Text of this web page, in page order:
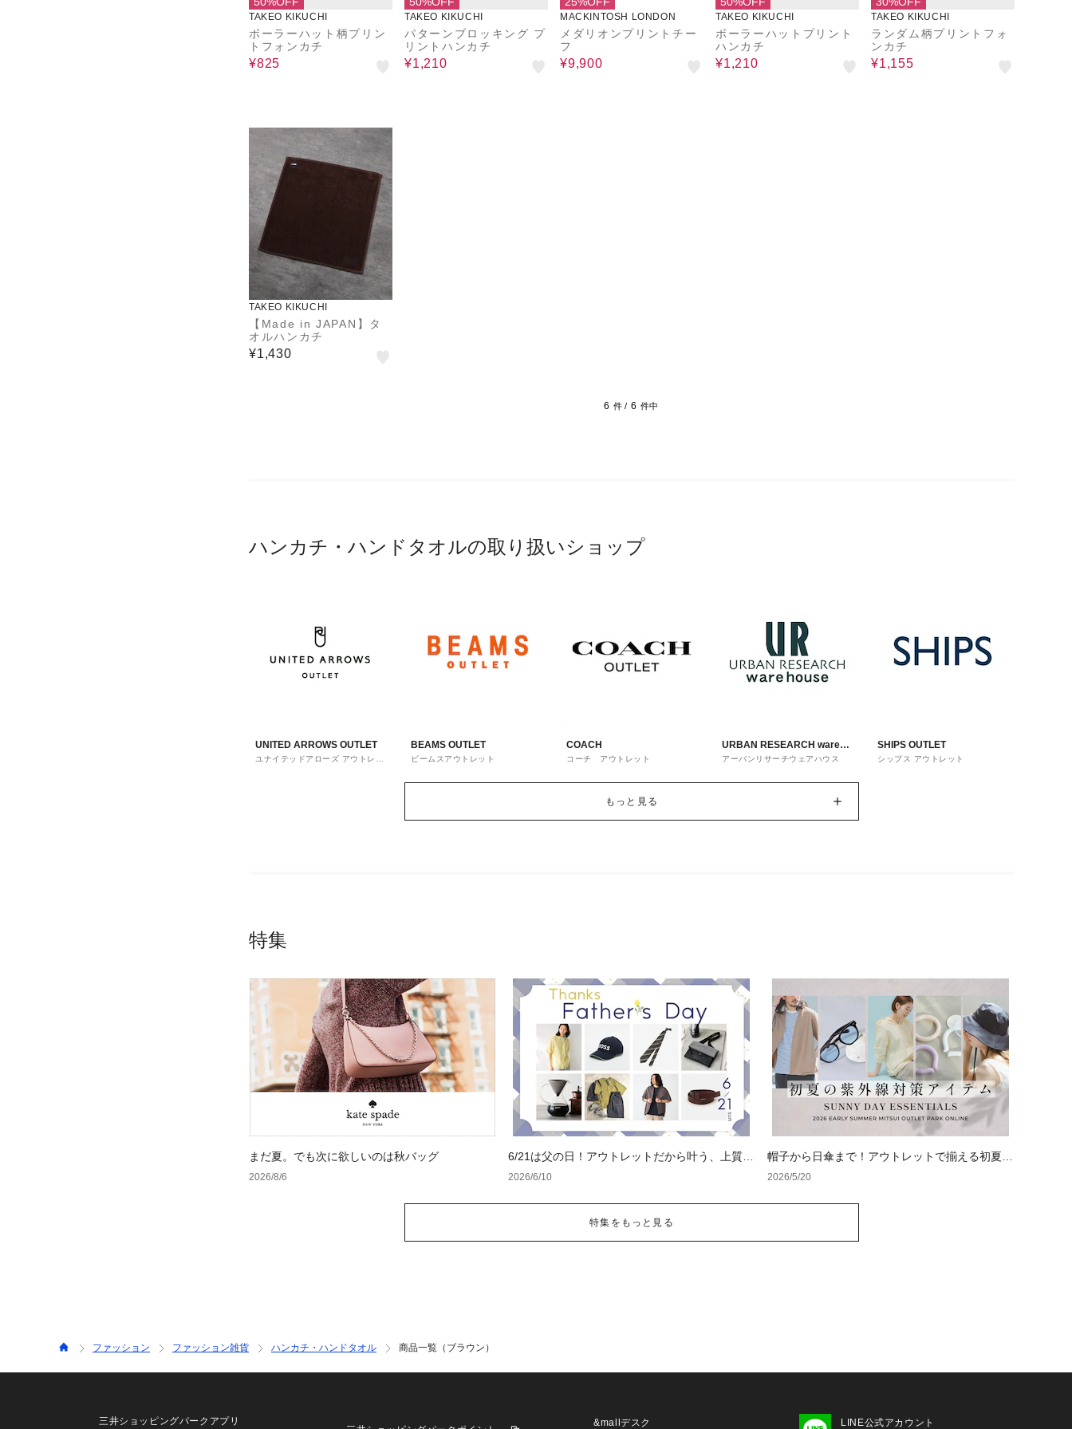
TAKEO KIKUCHI
ボーラーハット柄プリン
トフォンカチ
¥825
TAKEO KIKUCHI
パターンブロッキング プ
リントハンカチ
¥1,210
MACKINTOSH LONDON
メダリオンプリントチー
フ
¥9,900
TAKEO KIKUCHI
ボーラーハットプリント
ハンカチ
¥1,210
TAKEO KIKUCHI
ランダム柄プリントフォ
ンカチ
¥1,155
TAKEO KIKUCHI
【Made in JAPAN】タ
オルハンカチ
¥1,430
6 件 / 6 件中
ハンカチ・ハンドタオルの取り扱いショップ
UNITED ARROWS OUTLET
ユナイテッドアローズ アウトレッ
BEAMS OUTLET
ビームスアウトレット
COACH
コーチ アウトレット
URBAN RESEARCH ware
house
アーバンリサーチウェアハウス
SHIPS OUTLET
シップス アウトレット
もっと見る
特集
まだ夏。でも次に欲しいのは秋バッグ
2026/8/6
6/21は父の日！アウトレットだから叶う、上質ギ
フト特集
2026/6/10
帽子から日傘まで！アウトレットで揃える初夏の
紫外線対策アイテム
2026/5/20
特集をもっと見る
ファッション ファッション雑貨 ハンカチ・ハンドタオル 商品一覧（ブラウン）
三井ショッピングパークアプリ &mallデスク LINE公式アカウント